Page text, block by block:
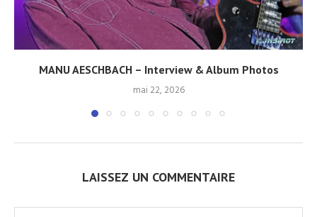
MANU AESCHBACH – Interview & Album Photos
mai 22, 2026
LAISSEZ UN COMMENTAIRE